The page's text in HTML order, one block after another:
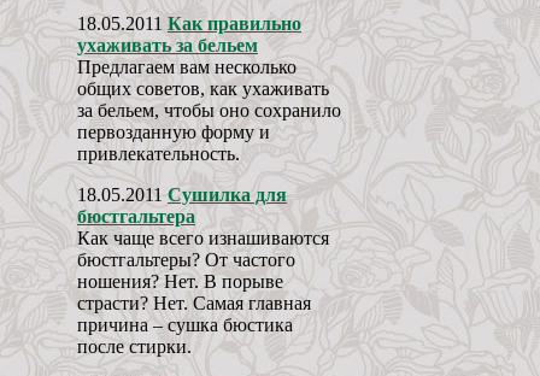
18.05.2011 Как правильно
ухаживать за бельем
Предлагаем вам несколько
общих советов, как ухаживать
за бельем, чтобы оно сохранило
первозданную форму и
привлекательность.
18.05.2011 Сушилка для
бюстгальтера
Как чаще всего изнашиваются
бюстгальтеры? От частого
ношения? Нет. В порыве
страсти? Нет. Самая главная
причина – сушка бюстика
после стирки.